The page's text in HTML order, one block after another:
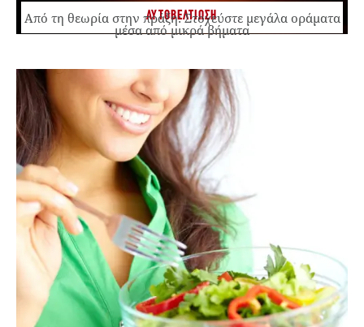
ΑΥΤΟΒΕΛΤΙΩΣΗ
Από τη θεωρία στην πράξη: Στοχεύστε μεγάλα οράματα
μέσα από μικρά βήματα